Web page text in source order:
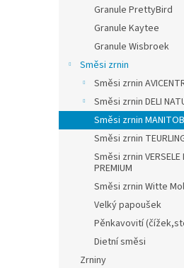
Granule PrettyBird
Granule Kaytee
Granule Wisbroek
Směsi zrnin
Směsi zrnin
Směsi zrnin DELI
Směsi zrnin
Směsi zrnin
Směsi zrnin VERSELE
PREMIUM
Směsi zrnin Witte
Velký papoušek
Pěnkavovití
Dietní směsi
Zrniny